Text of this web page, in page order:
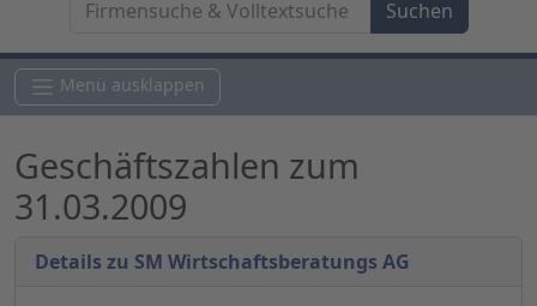
Menü ausklappen
Geschäftszahlen zum
31.03.2009
Details zu SM Wirtschaftsberatungs AG